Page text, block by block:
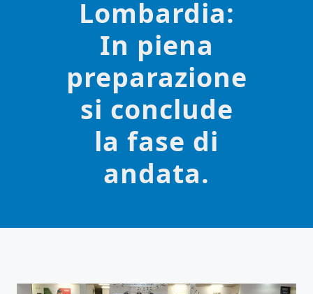
Lombardia:
In piena
preparazione
si conclude
la fase di
andata.